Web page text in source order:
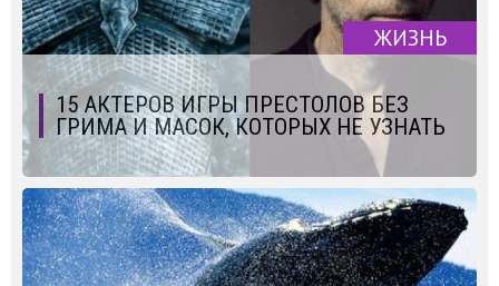
ЖИЗНЬ
15 АКТЕРОВ ИГРЫ ПРЕСТОЛОВ БЕЗ
ГРИМА И МАСОК, КОТОРЫХ НЕ УЗНАТЬ